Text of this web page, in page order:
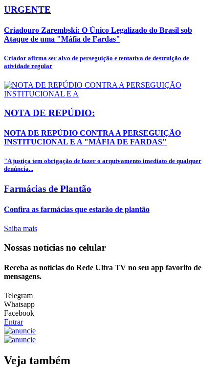
URGENTE
Criadouro Zarembski: O Único Legalizado do Brasil sob
Ataque de uma "Máfia de Fardas"
Criador afirma ser alvo de perseguição e tentativa de destruição de
atividade regular
NOTA DE REPÚDIO:
NOTA DE REPÚDIO CONTRA A PERSEGUIÇÃO
INSTITUCIONAL E A "MÁFIA DE FARDAS"
"A justiça tem obrigação de fazer o arquivamento imediato de qualquer
denúncia...
Farmácias de Plantão
Confira as farmácias que estarão de plantão
Saiba mais
Nossas notícias no celular
Receba as notícias do Rede Ultra TV no seu app favorito de
mensagens.
Telegram
Whatsapp
Facebook
Entrar
Veja também